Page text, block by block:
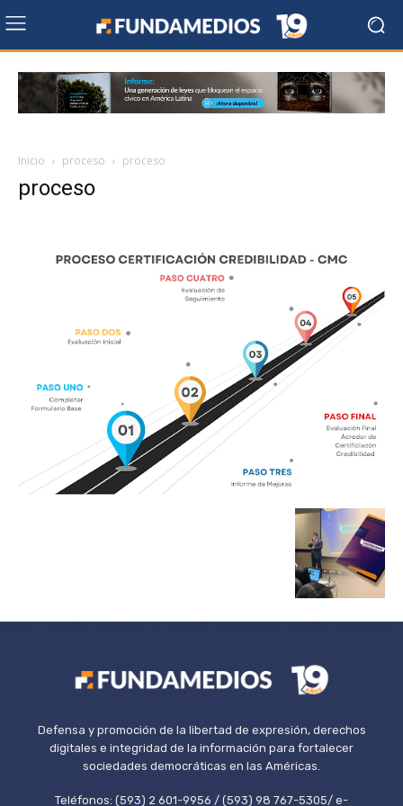
Inicio proceso proceso
proceso
Defensa y promoción de la libertad de expresión, derechos
digitales e integridad de la información para fortalecer
sociedades democráticas en las Américas.
Teléfonos: (593) 2 601-9956 / (593) 98 767-5305/ e-